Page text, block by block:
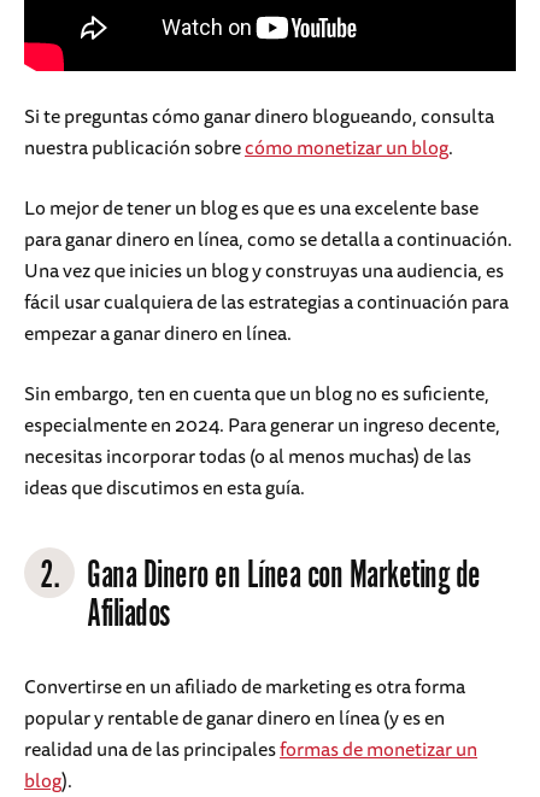
Si te preguntas cómo ganar dinero blogueando, consulta
nuestra publicación sobrecómo monetizar un blog.
Lo mejor de tener un blog es que es una excelente base
para ganar dinero en línea, como se detalla a continuación.
Una vez que inicies un blog y construyas una audiencia, es
fácil usar cualquiera de las estrategias a continuación para
empezar a ganar dinero en línea.
Sin embargo, ten en cuenta que un blog no es suficiente,
especialmente en 2024. Para generar un ingreso decente,
necesitas incorporar todas (o al menos muchas) de las
ideas que discutimos en esta guía.
2. Gana Dinero en Línea con Marketing de
Afiliados
Convertirse en un afiliado de marketing es otra forma
popular y rentable de ganar dinero en línea (y es en
realidad una de las principalesformas de monetizar un
blog).